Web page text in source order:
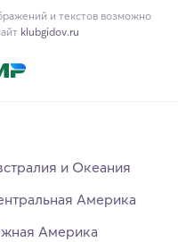
и текстов возможно
klubgidov.ru
и Океания
Америка
Америка